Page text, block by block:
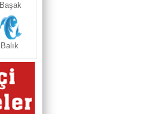
Başak
Balık